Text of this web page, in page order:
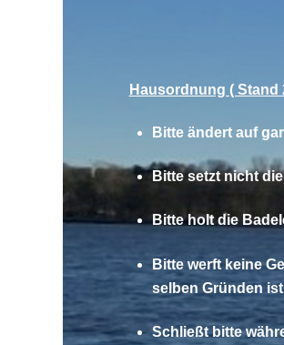
Hausordnung ( Stand
Bitte ändert auf
Bitte setzt nicht
Bitte holt die
Bitte werft keine
selben Gründen
Schließt bitte